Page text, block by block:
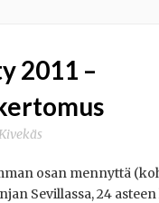
2011 –
osan mennyttä
Sevillassa, 24